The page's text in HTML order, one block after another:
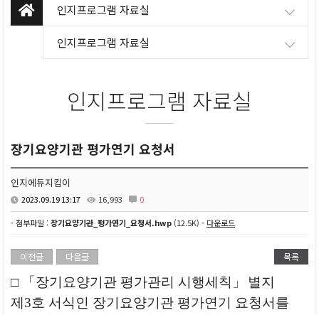
인지프로그램 자료실
인지프로그램 자료실
인지프로그램 자료실
장기요양기관 평가연기 요청서
인지에듀지킴이
2023.09.19 13:17 16,993 0
- 첨부파일 :장기요양기관_평가연기_요청서.hwp (12.5K) - 다운로드
이전글 다음글 목록
□ 「 장기요양기관 평가관리 시행세칙 」
별지
제 3호 서식인 장기요양기관 평가연기 요청서를